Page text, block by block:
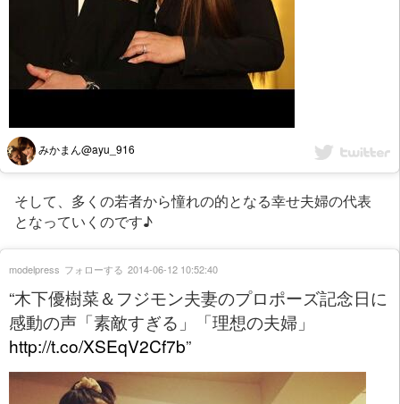
みかまん@ayu_916
そして、多くの若者から憧れの的となる幸せ夫婦の代表
となっていくのです♪
“木下優樹菜＆フジモン夫妻のプロポーズ記念日に
感動の声「素敵すぎる」「理想の夫婦」
http://t.co/XSEqV2Cf7b”
modelpress フォローする 2014-06-12 10:52:40